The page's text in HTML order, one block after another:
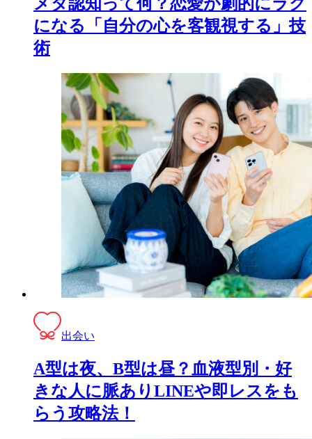
になる「自分の心を客観視する」技
術
出会い
A型は夜、B型は昼？血液型別・好
きな人に脈ありLINEや即レスをも
らう攻略法！